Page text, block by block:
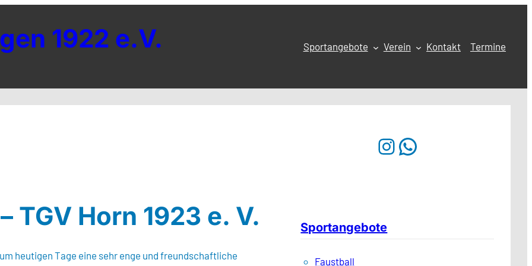
1922 e.V. Sportangebote Verein Kontakt Termine
TGV Horn 1923 e. V.
heutigen Tage eine sehr enge und freundschaftliche
Instagram WhatsApp
Sportangebote
Faustball